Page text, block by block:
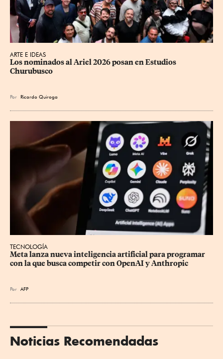
ARTE E IDEAS
Los nominados al Ariel 2026 posan en Estudios
Churubusco
Por Ricardo Quiroga
TECNOLOGÍA
Meta lanza nueva inteligencia artificial para programar
con la que busca competir con OpenAI y Anthropic
Por AFP
Noticias Recomendadas